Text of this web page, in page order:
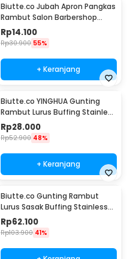
Biutte.co Jubah Apron Pangkas
Rambut Salon Barbershop
Cape - WB01
Rp14.100
Rp30.900 55%
+ Keranjang
Biutte.co YINGHUA Gunting
Rambut Lurus Buffing Stainless
Steel 4Cr13 - CL-6
Rp28.000
Rp52.900 48%
+ Keranjang
Biutte.co Gunting Rambut
Lurus Sasak Buffing Stainless
Steel 2 PCS - M1325
Rp62.100
Rp103.900 41%